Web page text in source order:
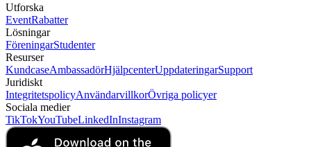
Utforska
EventRabatter
Lösningar
FöreningarStudenter
Resurser
KundcaseAmbassadörHjälpcenterUppdateringarSupport
Juridiskt
IntegritetspolicyAnvändarvillkorÖvriga policyer
Sociala medier
TikTokYouTubeLinkedInInstagram